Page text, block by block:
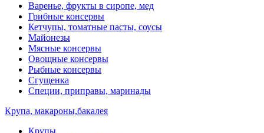
Варенье, фрукты в сиропе, мед
Грибные консервы
Кетчупы, томатные пасты, соусы
Майонезы
Мясные консервы
Овощные консервы
Рыбные консервы
Сгущенка
Специи, приправы, маринады
Крупа, макароны,бакалея
Крупы